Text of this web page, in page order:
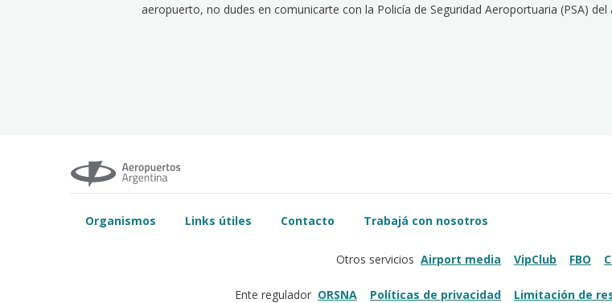
aeropuerto, no dudes en comunicarte con la Policía de Seguridad Aeroportuaria (PSA)
Organismos Links útiles Contacto Trabajá con nosotros
Otros servicios Airport media VipClub FBO
Ente regulador ORSNA Políticas de privacidad Limitación de